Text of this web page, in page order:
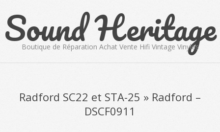
content
Sound Heritage
Boutique de Réparation Achat Vente Hifi Vintage Vinyles
Radford SC22 et STA-25 » Radford –
DSCF0911